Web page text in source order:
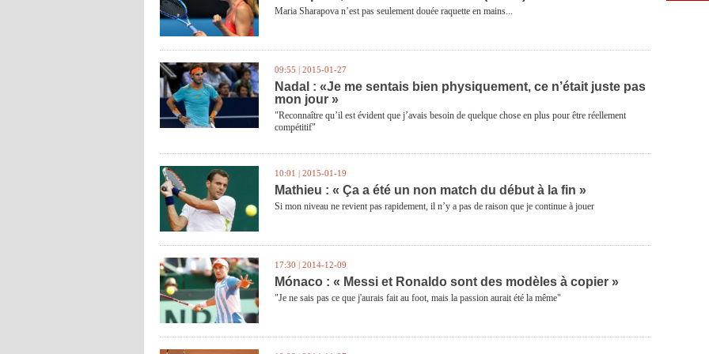
Maria Sharapova n’est pas seulement douée raquette en mains...
09:55 | 2015-01-27
Nadal : «Je me sentais bien physiquement, ce n’était juste pas
mon jour »
"Reconnaître qu’il est évident que j’avais besoin de quelque chose en plus pour être réellement
compétitif"
10:01 | 2015-01-19
Mathieu : « Ça a été un non match du début à la fin »
Si mon niveau ne revient pas rapidement, il n’y a pas de raison que je continue à jouer
17:30 | 2014-12-09
Mónaco : « Messi et Ronaldo sont des modèles à copier »
"Je ne sais pas ce que j'aurais fait au foot, mais la passion aurait été la même"